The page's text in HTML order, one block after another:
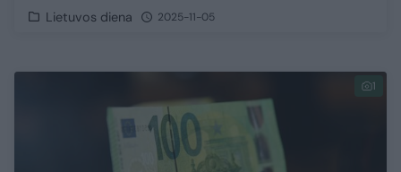
Lietuvos diena 2025-11-05
1